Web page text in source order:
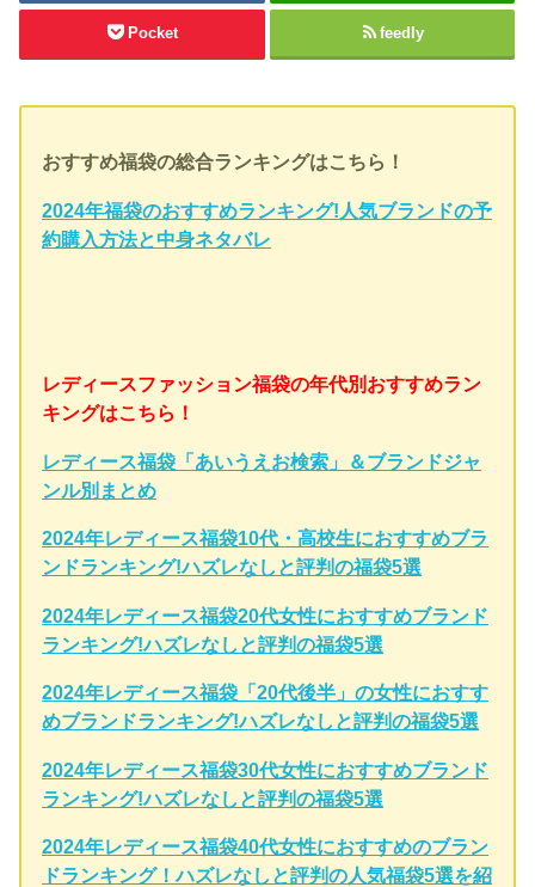
Pocket feedly
おすすめ福袋の総合ランキングはこちら！
2024年福袋のおすすめランキング!人気ブランドの予
約購入方法と中身ネタバレ
レディースファッション福袋の年代別おすすめラン
キングはこちら！
レディース福袋「あいうえお検索」＆ブランドジャ
ンル別まとめ
2024年レディース福袋10代・高校生におすすめブラ
ンドランキング!ハズレなしと評判の福袋5選
2024年レディース福袋20代女性におすすめブランド
ランキング!ハズレなしと評判の福袋5選
2024年レディース福袋「20代後半」の女性におすす
めブランドランキング!ハズレなしと評判の福袋5選
2024年レディース福袋30代女性におすすめブランド
ランキング!ハズレなしと評判の福袋5選
2024年レディース福袋40代女性におすすめのブラン
ドランキング！ハズレなしと評判の人気福袋5選を紹